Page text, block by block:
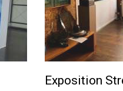
Exposition